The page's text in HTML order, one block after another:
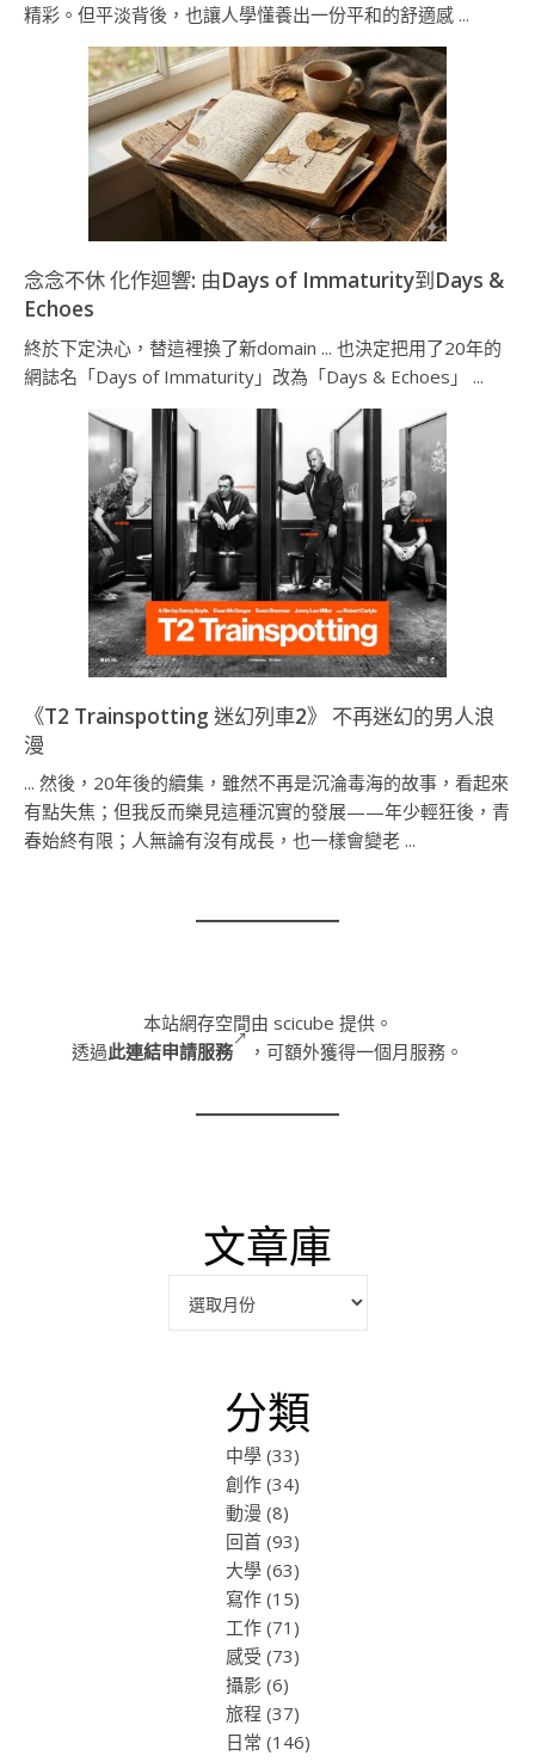
精彩。但平淡背後，也讓人學懂養出一份平和的舒適感 ...
念念不休 化作迴響: 由Days of Immaturity到Days &
Echoes
終於下定決心，替這裡換了新domain ... 也決定把用了20年的
網誌名「Days of Immaturity」改為「Days & Echoes」 ...
《T2 Trainspotting 迷幻列車2》 不再迷幻的男人浪
漫
... 然後，20年後的續集，雖然不再是沉淪毒海的故事，看起來
有點失焦；但我反而樂見這種沉實的發展——年少輕狂後，青
春始終有限；人無論有沒有成長，也一樣會變老 ...
本站網存空間由 scicube 提供。
透過此連結申請服務 ，可額外獲得一個月服務。
文章庫
分類
中學(33)
創作(34)
動漫 (8)
回首(93)
大學(63)
寫作(15)
工作(71)
感受 (73)
攝影 (6)
旅程 (37)
日常 (146)